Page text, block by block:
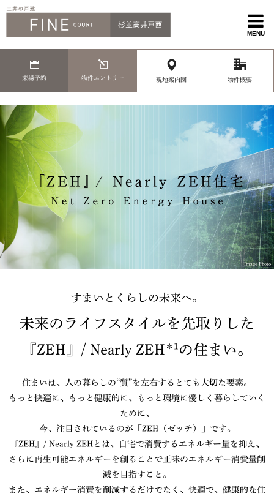
MENU
来場予約 物件エントリー 現地案内図 物件概要
Image Photo
すまいとくらしの未来へ。
未来のライフスタイルを先取りした
『ZEH』/ Nearly ZEH ＊1 の住まい。
住まいは、人の暮らしの“質”を左右するとても大切な要素。
もっと快適に、もっと健康的に、もっと環境に優しく暮らしていく
ために、
今、注目されているのが「ZEH（ゼッチ）」です。
『ZEH』/ Nearly ZEHとは、自宅で消費するエネルギー量を抑え、
さらに再生可能エネルギーを創ることで正味のエネルギー消費量削
減を目指すこと。
また、エネルギー消費を削減するだけでなく、快適で、健康的な住